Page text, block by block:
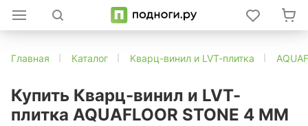
Главная Каталог Кварц-винил и LVT-плитка
Купить Кварц-винил и LVT-
плитка AQUAFLOOR STONE 4 ММ